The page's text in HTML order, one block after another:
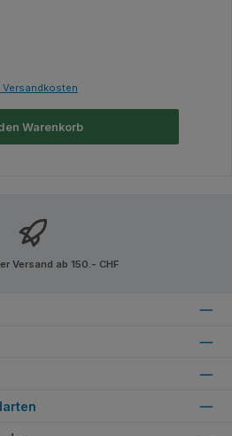
Versandkosten
Warenkorb
Versand ab 150.- CHF